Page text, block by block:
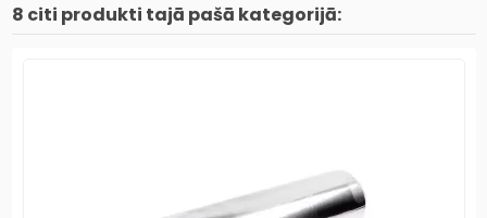
8 citi produkti tajā pašā kategorijā: